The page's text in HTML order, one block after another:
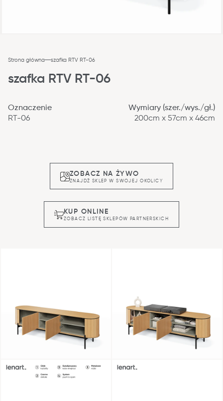
Strona główna szafka RTV RT-06
szafka RTV RT-06
Oznaczenie
RT-06
Wymiary (szer./wys./gł.)
200cm x 57cm x 46cm
ZOBACZ NA ŻYWO
ZNAJDŹ SKLEP W SWOJEJ OKOLICY
KUP ONLINE
ZOBACZ LISTĘ SKLEPÓW PARTNERSKICH